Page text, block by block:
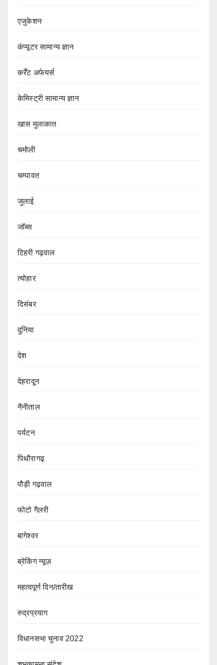
एजुकेशन
कंप्यूटर सामान्य ज्ञान
कर्रेंट अफेयर्स
केमिस्ट्री सामान्य ज्ञान
खास मुलाकात
चमोली
चम्पावत
जुलाई
जॉब्स
टिहरी गढ़वाल
त्योहार
दिसंबर
दुनिया
देश
देहरादून
नैनीताल
पर्यटन
पिथौरागढ़
पौड़ी गढ़वाल
फोटो गैलरी
बागेश्वर
ब्रेकिंग न्यूज़
महत्वपूर्ण दिन/तारीख
रुद्रप्रयाग
विधानसभा चुनाव 2022